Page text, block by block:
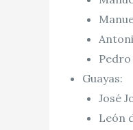
Pedro
Guayas:
José
León